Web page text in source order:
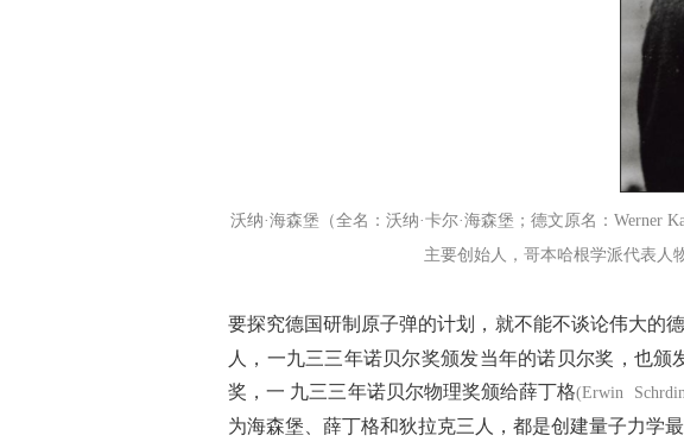
沃纳·海森堡（全名：沃纳·卡尔·海森堡；德文原名：Werner
主要创始人，哥本哈根学派代表人
要探究德国研制原子弹的计划，就不能不谈论伟大的
人，一九三三年诺贝尔奖颁发当年的诺贝尔奖，也
奖，一 九三三年诺贝尔物理奖颁给薛丁格(Erwin
为海森堡、薛丁格和狄拉克三人，都是创建量子力学